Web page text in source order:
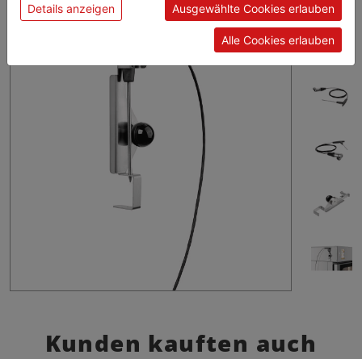
Kunden kauften auch
Details anzeigen Ausgewählte Cookies erlauben
Alle Cookies erlauben